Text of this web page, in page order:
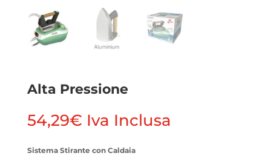
Alta Pressione
54,29€ Iva Inclusa
Sistema Stirante con Caldaia